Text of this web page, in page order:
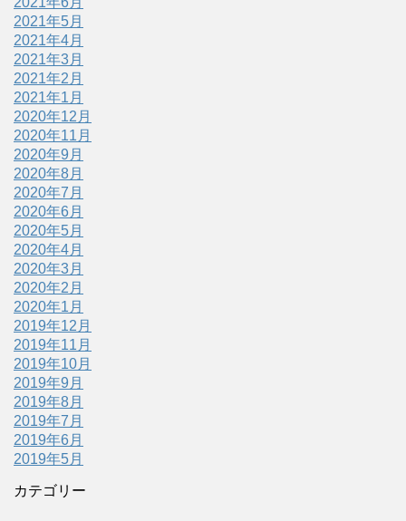
2021年5月
2021年4月
2021年3月
2021年2月
2021年1月
2020年12月
2020年11月
2020年9月
2020年8月
2020年7月
2020年6月
2020年5月
2020年4月
2020年3月
2020年2月
2020年1月
2019年12月
2019年11月
2019年10月
2019年9月
2019年8月
2019年7月
2019年6月
2019年5月
カテゴリー